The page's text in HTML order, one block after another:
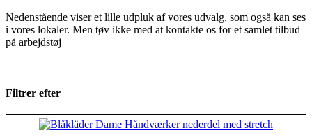
Nedenstående viser et lille udpluk af vores udvalg, som også kan ses
i vores lokaler. Men tøv ikke med at kontakte os for et samlet tilbud
på arbejdstøj
Filtrer efter